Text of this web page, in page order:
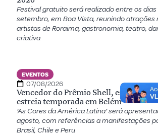
Festival gratuito será realizado entre os
setembro, em Boa Vista, reunindo atrações
artistas de Roraima, gastronomia, teatro,
criativa
EVENTOS
07/08/2026
Vencedor do Prêmio Shell, espetáculo
estreia temporada em Belém
‘As Cores da América Latina’ será
agosto, com referências a manifestações
Brasil, Chile e Peru